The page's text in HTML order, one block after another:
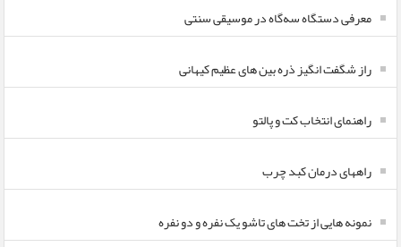
معرفی دستگاه سه‌گاه در موسیقی سنتی
راز شگفت انگیز ذره بین های عظیم کیهانی
راهنمای انتخاب کت و پالتو
راههای درمان کبد چرب
نمونه هایی از تخت های تاشو یک نفره و دو نفره